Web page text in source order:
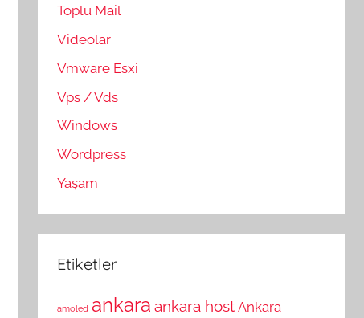
Toplu Mail
Videolar
Vmware Esxi
Vps / Vds
Windows
Wordpress
Yaşam
Etiketler
amoled ankara ankara host Ankara